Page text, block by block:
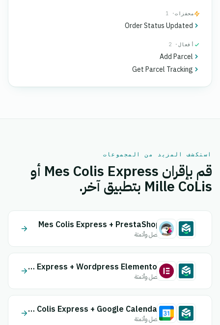
محفزات· 1
Order Status Updated
أفعال · 2
Add Parcel
Get Parcel Tracking
استكشف المزيد من المجموعات
قم بإقران Mes Colis Express أو
Mille CoLis بتطبيق آخر.
Mes Colis Express + PrestaShop
اتصل وأتمتة
Mes Colis Express + Wordpress Elementor
اتصل وأتمتة
Mes Colis Express + Google Calendar
اتصل وأتمتة